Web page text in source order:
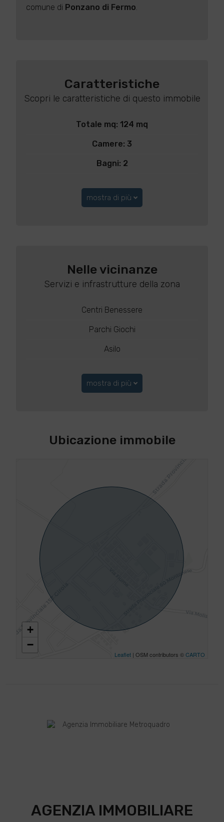
comune di Ponzano di Fermo.
Caratteristiche
Scopri le caratteristiche di questo immobile
Totale mq: 124 mq
Camere: 3
Bagni: 2
mostra di più
Nelle vicinanze
Servizi e infrastrutture della zona
Centri Benessere
Parchi Giochi
Asilo
mostra di più
Ubicazione immobile
+
−
Leaflet| OSM contributors ©CARTO
AGENZIA IMMOBILIARE